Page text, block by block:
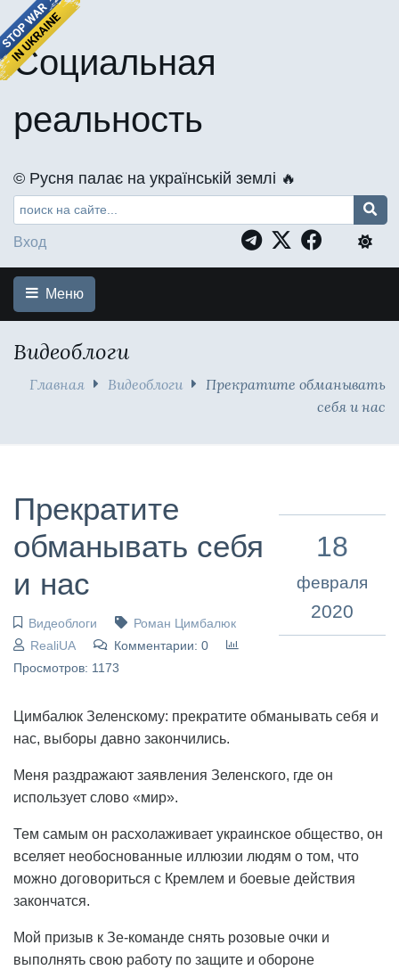
Социальная
реальность
©️ Русня палає на українській землі 🔥
Вход
Меню
Видеоблоги
Главная Видеоблоги
Прекратите обманывать
себя и нас
Прекратите
обманывать себя
и нас
Видеоблоги
Роман Цимбалюк
RealiUA
Комментарии: 0
Просмотров: 1173
18
февраля
2020
Цимбалюк Зеленскому: прекратите обманывать себя и
нас, выборы давно закончились.
Меня раздражают заявления Зеленского, где он
использует слово «мир».
Тем самым он расхолаживает украинское общество, он
вселяет необоснованные иллюзии людям о том, что
можно договориться с Кремлем и боевые действия
закончатся.
Мой призыв к Зе-команде снять розовые очки и
выполнять свою работу по защите и обороне